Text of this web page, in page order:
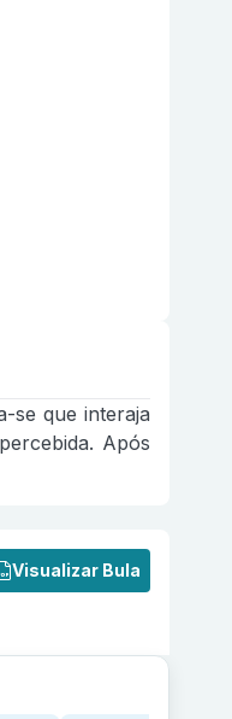
se que interaja
Após
Visualizar Bula